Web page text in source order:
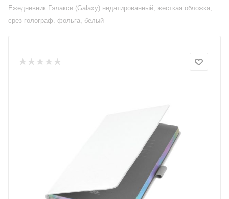
Ежедневник Гэлакси (Galaxy) недатированный, жесткая обложка,
срез голограф. фольга, белый